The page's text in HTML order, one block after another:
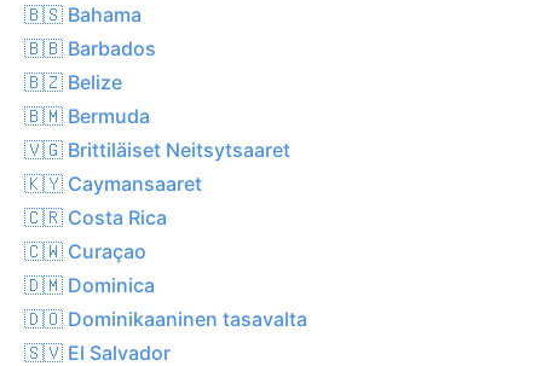
🇧🇸 Bahama
🇧🇧 Barbados
🇧🇿 Belize
🇧🇲 Bermuda
🇻🇬 Brittiläiset Neitsytsaaret
🇰🇾 Caymansaaret
🇨🇷 Costa Rica
🇨🇼 Curaçao
🇩🇲 Dominica
🇩🇴 Dominikaaninen tasavalta
🇸🇻 El Salvador